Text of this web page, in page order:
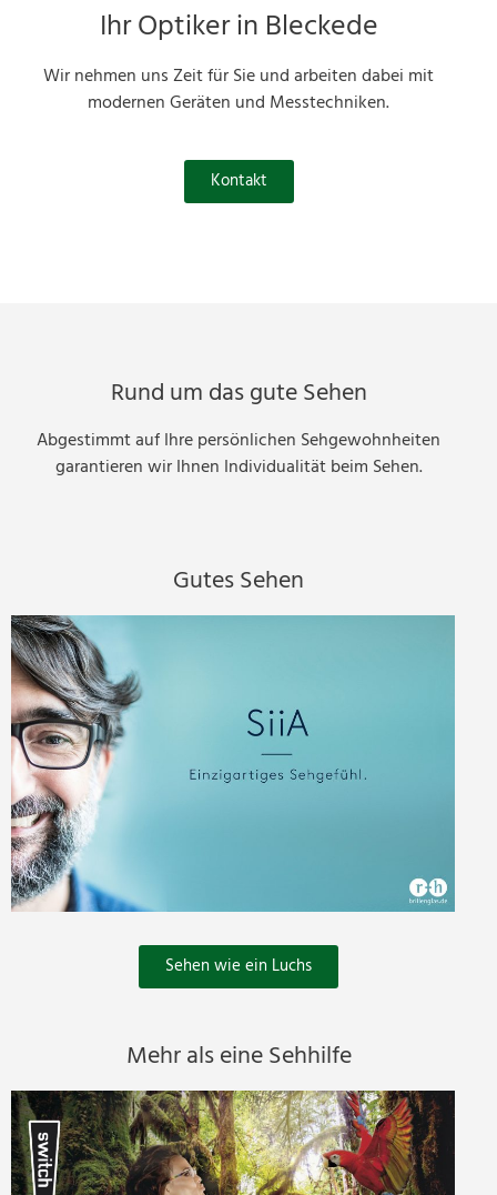
Ihr Optiker in Bleckede
Wir nehmen uns Zeit für Sie und arbeiten dabei mit
modernen Geräten und Messtechniken.
Kontakt
Rund um das gute Sehen
Abgestimmt auf Ihre persönlichen Sehgewohnheiten
garantieren wir Ihnen Individualität beim Sehen.
Gutes Sehen
Sehen wie ein Luchs
Mehr als eine Sehhilfe